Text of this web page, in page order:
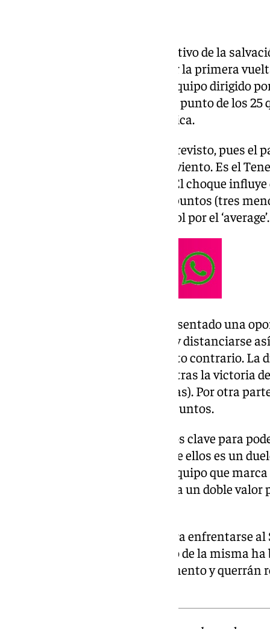
El Málaga roza la mitad del objetivo de la
falta de dos partidos para cerrar la primera
el último punto cosechado. El equipo dirigido
, que le deja a un punto de los
permanencia de forma telemática.
La jornada terminó antes e lo previsto, pues el
aplazado por fuertes rachas de viento. Es el
a las 21:00 horas del domingo. El choque
Málaga, pues el Dépor tiene 21 puntos (tres
superaría a los de la Costa del Sol por el ‘average’.
El resto de resultados había presentado una
pudiese escalar varios puestos y distanciarse
hecho el empate le surte el efecto contrario.
se ha reducido a cuatro puntos tras la victoria
(próximo rival de los malaguistas). Por otra
ascenso se mantienen en seis puntos.
Al Málaga le quedan dos partidos clave para
las mejores sensaciones. Uno de ellos es un
permanencia ante el Eldense, equipo que
Es por eso que la victoria tendría un doble
El Málaga viajará a Asturias para enfrentarse al
empezar la jornada y al término de la misma
de Gijón no llegan en buen momento y